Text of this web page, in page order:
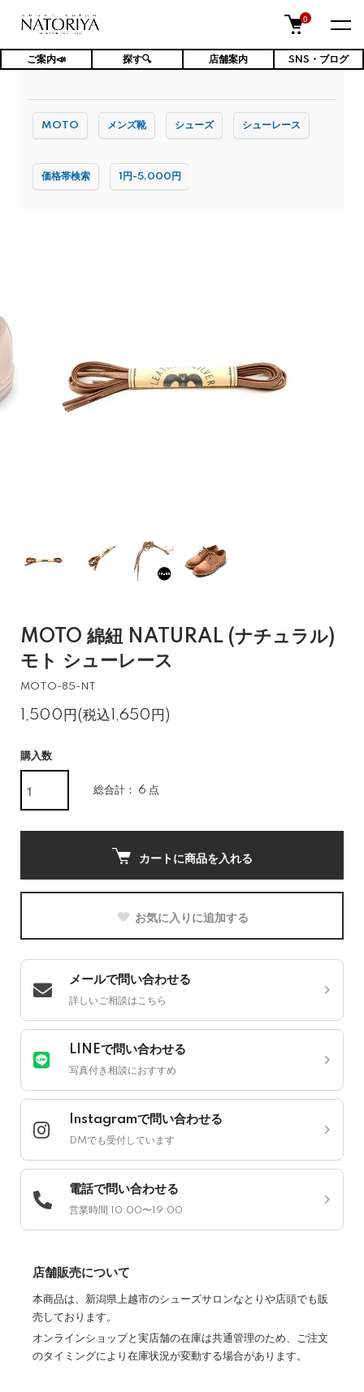
0
ご案内📣 探す🔍 店舗案内 SNS・ブログ
TOP ケア用品・消耗品
MOTO メンズ靴 シューズ シューレース
価格帯検索 1円-5,000円
MOTO 綿紐 NATURAL (ナチュラル)
モト シューレース
MOTO-85-NT
1,500円(税込1,650円)
購入数
総合計： 6 点
カートに商品を入れる
お気に入りに追加する
メールで問い合わせる
詳しいご相談はこちら
LINEで問い合わせる
写真付き相談におすすめ
Instagramで問い合わせる
DMでも受付しています
電話で問い合わせる
営業時間 10:00〜19:00
店舗販売について
本商品は、新潟県上越市のシューズサロンなとりや店頭でも販
売しております。
オンラインショップと実店舗の在庫は共通管理のため、ご注文
のタイミングにより在庫状況が変動する場合があります。